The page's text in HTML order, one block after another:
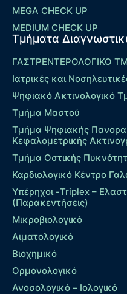
MEGA CHECK UP
MEDIUM CHECK UP
Τμήματα
ΓΑΣΤΡΕΝΤΕΡΟΛΟΓΙΚΟ
Ιατρικές και
Ψηφιακό Ακτινολογικό
Τμήμα Μαστού
Τμήμα Ψηφιακής
Κεφαλομετρικής
Τμήμα Οστικής
Καρδιολογικό Κέντρο
Υπέρηχοι -Triplex –
(Παρακεντήσεις)
Μικροβιολογικό
Αιματολογικό
Βιοχημικό
Ορμονολογικό
Ανοσολογικό – Ιολογικό